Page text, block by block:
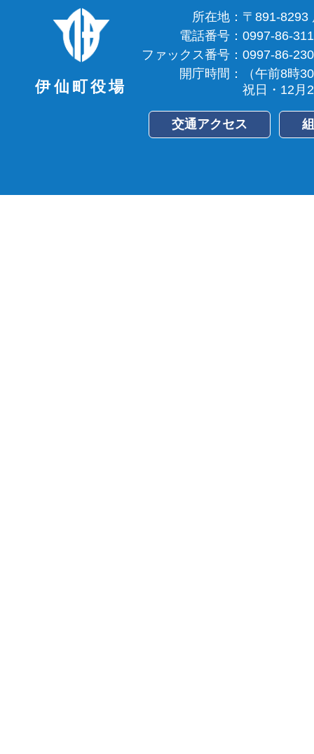
伊仙町役場
所在地： 〒891-8293
電話番号： 0997-86-
ファックス番号： 0997-86-
開庁時間：
（午前8時
祝日・12月
交通アクセス